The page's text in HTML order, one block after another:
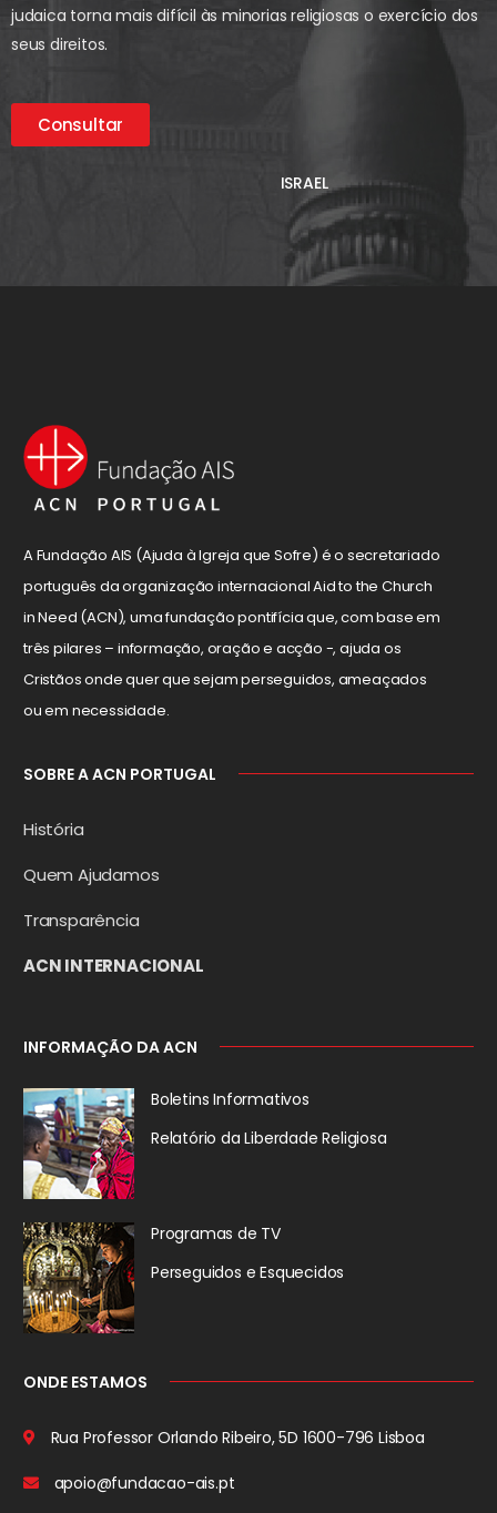
judaica torna mais difícil às minorias religiosas o exercício dos
seus direitos.
Consultar
ISRAEL
A Fundação AIS (Ajuda à Igreja que Sofre) é o secretariado
português da organização internacional Aid to the Church
in Need (ACN), uma fundação pontifícia que, com base em
três pilares – informação, oração e acção -, ajuda os
Cristãos onde quer que sejam perseguidos, ameaçados
ou em necessidade.
SOBRE A ACN PORTUGAL
História
Quem Ajudamos
Transparência
ACN INTERNACIONAL
INFORMAÇÃO DA ACN
Boletins Informativos
Relatório da Liberdade Religiosa
Programas de TV
Perseguidos e Esquecidos
ONDE ESTAMOS
Rua Professor Orlando Ribeiro, 5D 1600-796 Lisboa
apoio@fundacao-ais.pt